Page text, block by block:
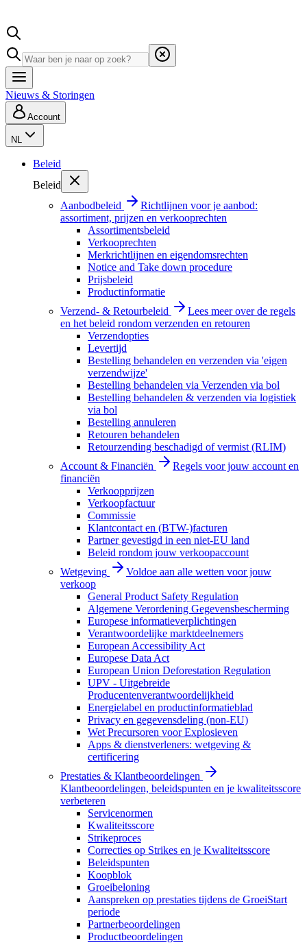
Nieuws & Storingen
Account
NL
Beleid
Beleid
Aanbodbeleid
Richtlijnen voor je aanbod:
assortiment, prijzen en verkooprechten
Assortimentsbeleid
Verkooprechten
Merkrichtlijnen en eigendomsrechten
Notice and Take down procedure
Prijsbeleid
Productinformatie
Verzend- & Retourbeleid
Lees meer over de regels
en het beleid rondom verzenden en retouren
Verzendopties
Levertijd
Bestelling behandelen en verzenden via 'eigen
verzendwijze'
Bestelling behandelen via Verzenden via bol
Bestelling behandelen & verzenden via logistiek
via bol
Bestelling annuleren
Retouren behandelen
Retourzending beschadigd of vermist (RLIM)
Account & Financiën
Regels voor jouw account en
financiën
Verkoopprijzen
Verkoopfactuur
Commissie
Klantcontact en (BTW-)facturen
Partner gevestigd in een niet-EU land
Beleid rondom jouw verkoopaccount
Wetgeving
Voldoe aan alle wetten voor jouw
verkoop
General Product Safety Regulation
Algemene Verordening Gegevensbescherming
Europese informatieverplichtingen
Verantwoordelijke marktdeelnemers
European Accessibility Act
Europese Data Act
European Union Deforestation Regulation
UPV - Uitgebreide
Producentenverantwoordelijkheid
Energielabel en productinformatieblad
Privacy en gegevensdeling (non-EU)
Wet Precursoren voor Explosieven
Apps & dienstverleners: wetgeving &
certificering
Prestaties & Klantbeoordelingen
Klantbeoordelingen, beleidspunten en je kwaliteitsscore
verbeteren
Servicenormen
Kwaliteitsscore
Strikeproces
Correcties op Strikes en je Kwaliteitsscore
Beleidspunten
Koopblok
Groeibeloning
Aanspreken op prestaties tijdens de GroeiStart
periode
Partnerbeoordelingen
Productbeoordelingen